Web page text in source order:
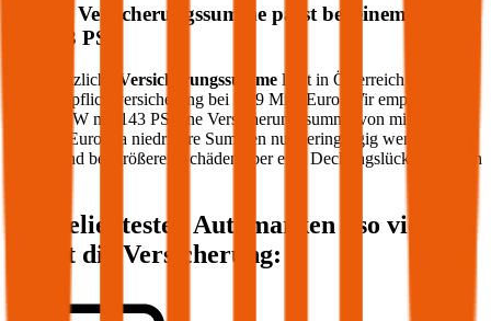
Welche Versicherungssumme passt bei einem PKW
143 PS?
Die gesetzliche Versicherungssumme liegt in Österreich bei der
Kfz-Haftpflichtversicherung bei 7,79 Mio. Euro. Wir empfehlen für
Ihren PKW mit
143 PS eine Versicherungssumme von mindestens
20 Mio. Euro, da niedrigere Summen nur geringfügig weniger
kosten und bei größeren Schäden aber eine Deckungslücke auftreten
Die beliebtesten Automarken - so viel
kostet die Versicherung: